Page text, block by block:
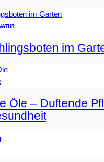
im
Öle – Duftende